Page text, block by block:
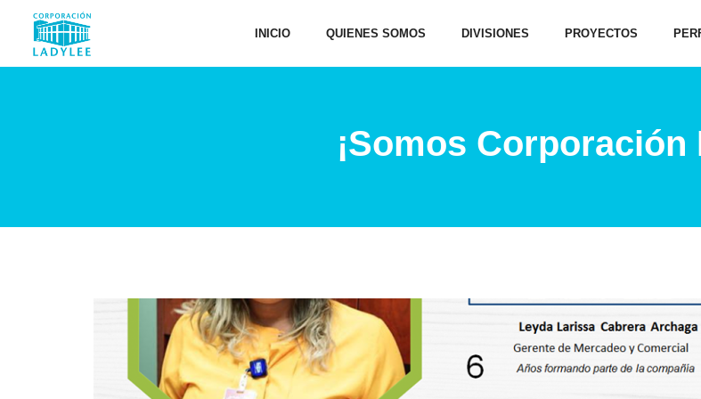
INICIO QUIENES SOMOS DIVISIONES PROYECTOS
¡Somos Corporación